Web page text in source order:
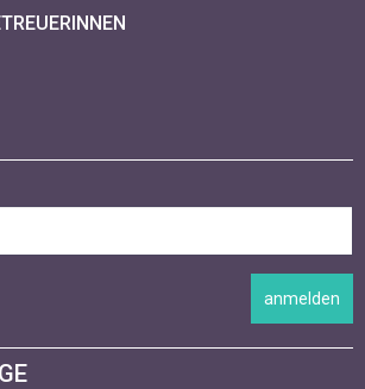
anmelden